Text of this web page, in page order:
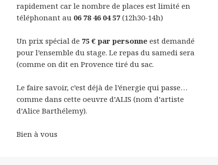
rapidement car le nombre de places est limité en
téléphonant au 06 78 46 04 57 (12h30-14h)
Un prix spécial de 75 € par personne est demandé
pour l’ensemble du stage. Le repas du samedi sera
(comme on dit en Provence tiré du sac.
Le faire savoir, c’est déjà de l’énergie qui passe…
comme dans cette oeuvre d’ALIS (nom d’artiste
d’Alice Barthélemy).
Bien à vous